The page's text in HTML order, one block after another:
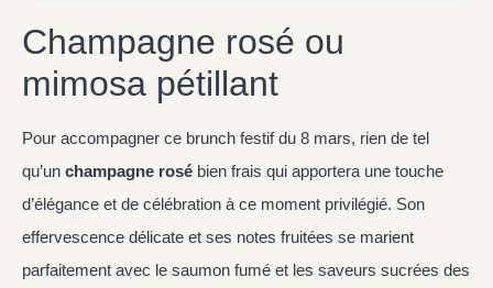
Champagne rosé ou
mimosa pétillant
Pour accompagner ce brunch festif du 8 mars, rien de tel
qu’un champagne rosé bien frais qui apportera une touche
d’élégance et de célébration à ce moment privilégié. Son
effervescence délicate et ses notes fruitées se marient
parfaitement avec le saumon fumé et les saveurs sucrées des